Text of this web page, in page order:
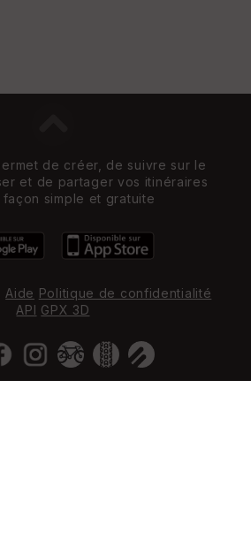
de créer, de suivre sur le
et de partager vos itinéraires
façon simple et gratuite
Aide Politique de confidentialité
API GPX 3D